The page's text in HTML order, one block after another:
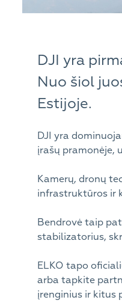
DJI yra
Nuo šiol
Estijoje.
DJI yra
įrašų pramonėje,
Kamerų, dronų
infrastruktūros ir
Bendrovė taip
stabilizatorius,
ELKO tapo
arba tapkite
įrenginius ir kitus